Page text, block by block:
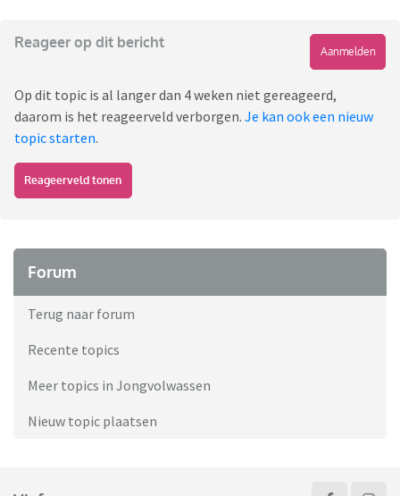
Reageer op dit bericht
Aanmelden
Op dit topic is al langer dan 4 weken niet gereageerd,
daarom is het reageerveld verborgen. Je kan ook een nieuw
topic starten.
Reageerveld tonen
Forum
Terug naar forum
Recente topics
Meer topics in Jongvolwassen
Nieuw topic plaatsen